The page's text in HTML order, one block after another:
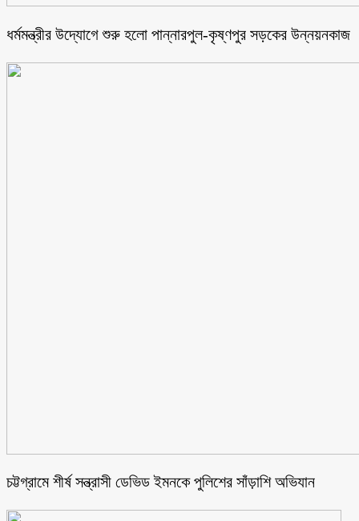
ধর্মমন্ত্রীর উদ্যোগে শুরু হলো পান্নারপুল-কৃষ্ণপুর সড়কের উন্নয়নকাজ
চট্টগ্রামে শীর্ষ সন্ত্রাসী ডেভিড ইমনকে পুলিশের সাঁড়াশি অভিযান